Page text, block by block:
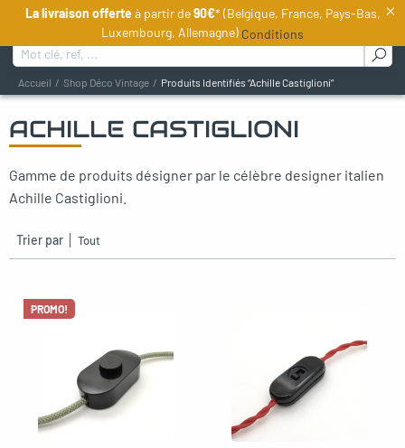
FR
Rechercher :
Accueil Shop Déco Vintage Produits Identifiés “Achille Castiglioni”
ACHILLE CASTIGLIONI
Gamme de produits désigner par le célèbre designer italien
Achille Castiglioni.
Trier par
PROMO!
menu
menu
menu
menu
menu
La livraison offerte à partir de90€* (Belgique, France, Pays-Bas,
Luxembourg, Allemagne) Conditions
×